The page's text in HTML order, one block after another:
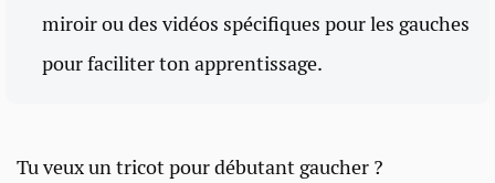
miroir ou des vidéos spécifiques pour les gauches
pour faciliter ton apprentissage.
Tu veux un tricot pour débutant gaucher ?